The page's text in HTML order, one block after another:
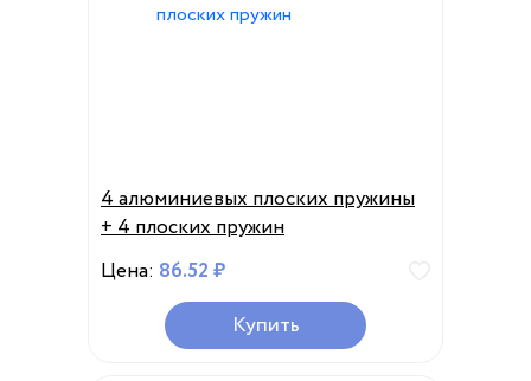
4 алюминиевых плоских пружины
+ 4 плоских пружин
Цена: 86.52 ₽
Купить